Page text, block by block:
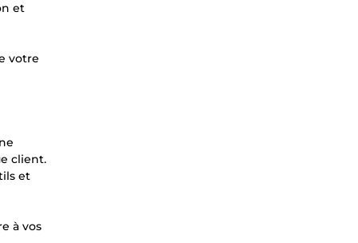
et
votre
client.
et
à vos